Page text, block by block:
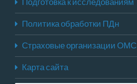
Политика обработки ПДн
Страховые организации ОМС
Карта сайта